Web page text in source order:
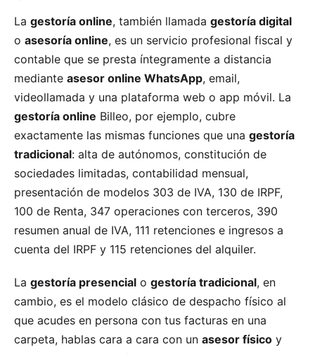
La gestoría online, también llamada gestoría digital
o asesoría online, es un servicio profesional fiscal y
contable que se presta íntegramente a distancia
mediante asesor online WhatsApp, email,
videollamada y una plataforma web o app móvil. La
gestoría online Billeo, por ejemplo, cubre
exactamente las mismas funciones que una gestoría
tradicional: alta de autónomos, constitución de
sociedades limitadas, contabilidad mensual,
presentación de modelos 303 de IVA, 130 de IRPF,
100 de Renta, 347 operaciones con terceros, 390
resumen anual de IVA, 111 retenciones e ingresos a
cuenta del IRPF y 115 retenciones del alquiler.
La gestoría presencial o gestoría tradicional, en
cambio, es el modelo clásico de despacho físico al
que acudes en persona con tus facturas en una
carpeta, hablas cara a cara con un asesor físico y